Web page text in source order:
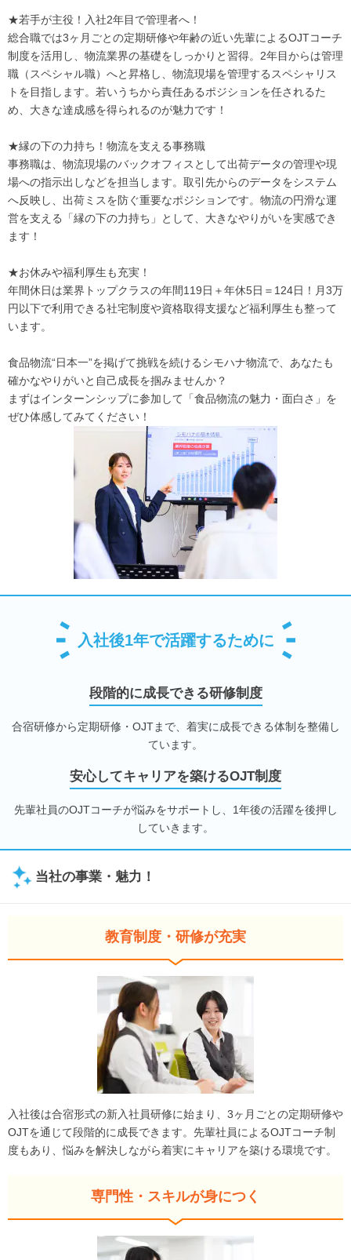
★若手が主役！入社2年目で管理者へ！
総合職では3ヶ月ごとの定期研修や年齢の近い先輩によるOJTコーチ
制度を活用し、物流業界の基礎をしっかりと習得。2年目からは管理
職（スペシャル職）へと昇格し、物流現場を管理するスペシャリス
トを目指します。若いうちから責任あるポジションを任されるた
め、大きな達成感を得られるのが魅力です！
★縁の下の力持ち！物流を支える事務職
事務職は、物流現場のバックオフィスとして出荷データの管理や現
場への指示出しなどを担当します。取引先からのデータをシステム
へ反映し、出荷ミスを防ぐ重要なポジションです。物流の円滑な運
営を支える「縁の下の力持ち」として、大きなやりがいを実感でき
ます！
★お休みや福利厚生も充実！
年間休日は業界トップクラスの年間119日＋年休5日＝124日！月3万
円以下で利用できる社宅制度や資格取得支援など福利厚生も整って
います。
食品物流“日本一”を掲げて挑戦を続けるシモハナ物流で、あなたも
確かなやりがいと自己成長を掴みませんか？
まずはインターンシップに参加して「食品物流の魅力・面白さ」を
ぜひ体感してみてください！
入社後1年で活躍するために
段階的に成長できる研修制度
合宿研修から定期研修・OJTまで、着実に成長できる体制を整備し
ています。
安心してキャリアを築けるOJT制度
先輩社員のOJTコーチが悩みをサポートし、1年後の活躍を後押し
していきます。
当社の事業・魅力！
教育制度・研修が充実
入社後は合宿形式の新入社員研修に始まり、3ヶ月ごとの定期研修や
OJTを通じて段階的に成長できます。先輩社員によるOJTコーチ制
度もあり、悩みを解決しながら着実にキャリアを築ける環境です。
専門性・スキルが身につく